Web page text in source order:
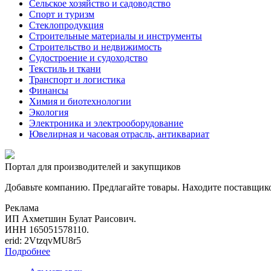
Сельское хозяйство и садоводство
Спорт и туризм
Стеклопродукция
Строительные материалы и инструменты
Строительство и недвижимость
Судостроение и судоходство
Текстиль и ткани
Транспорт и логистика
Финансы
Химия и биотехнологии
Экология
Электроника и электрооборудование
Ювелирная и часовая отрасль, антиквариат
Портал для производителей и закупщиков
Добавьте компанию. Предлагайте товары. Находите
Реклама
ИП Ахметшин Булат Раисович.
ИНН 165051578110.
erid: 2VtzqvMU8r5
Подробнее